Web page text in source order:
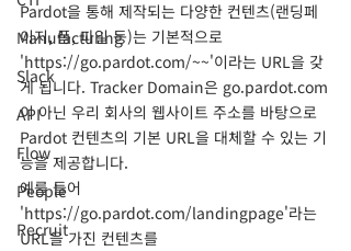
Manufacturing
Slack
API
Flow
People
Recruit
Pardot을 통해 제작되는 다양한 컨텐츠(랜딩페
이지, 폼, 파일 등)는 기본적으로
'https://go.pardot.com/~~'이라는 URL을 갖
게 됩니다. Tracker Domain은 go.pardot.com
이 아닌 우리 회사의 웹사이트 주소를 바탕으로
Pardot 컨텐츠의 기본 URL을 대체할 수 있는 기
능을 제공합니다.
예를 들어
'https://go.pardot.com/landingpage'라는
URL을 가진 컨텐츠를